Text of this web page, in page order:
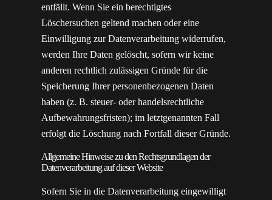
entfällt. Wenn Sie ein berechtigtes
Löschersuchen geltend machen oder eine
Einwilligung zur Datenverarbeitung widerrufen,
werden Ihre Daten gelöscht, sofern wir keine
anderen rechtlich zulässigen Gründe für die
Speicherung Ihrer personenbezogenen Daten
haben (z. B. steuer- oder handelsrechtliche
Aufbewahrungsfristen); im letztgenannten Fall
erfolgt die Löschung nach Fortfall dieser Gründe.
Allgemeine Hinweise zu den Rechtsgrundlagen der
Datenverarbeitung auf dieser Website
Sofern Sie in die Datenverarbeitung eingewilligt